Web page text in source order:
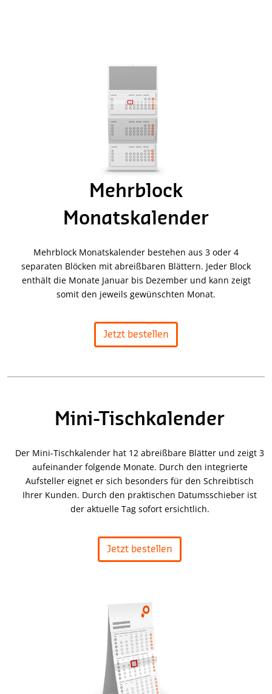
Mehrblock
Monatskalender
Mehrblock Monatskalender bestehen aus 3 oder 4
separaten Blöcken mit abreißbaren Blättern. Jeder Block
enthält die Monate Januar bis Dezember und kann zeigt
somit den jeweils gewünschten Monat.
Jetzt bestellen
Mini-Tischkalender
Der Mini-Tischkalender hat 12 abreißbare Blätter und zeigt 3
aufeinander folgende Monate. Durch den integrierte
Aufsteller eignet er sich besonders für den Schreibtisch
Ihrer Kunden. Durch den praktischen Datumsschieber ist
der aktuelle Tag sofort ersichtlich.
Jetzt bestellen